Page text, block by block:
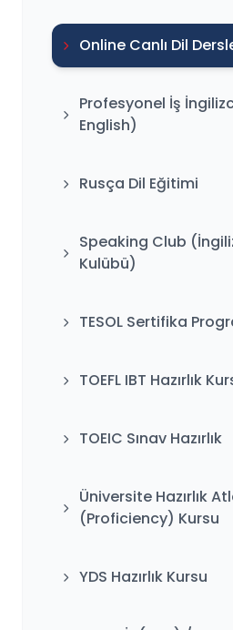
Online Canlı Dil
Profesyonel İş
English)
Rusça Dil Eğitimi
Speaking Club
Kulübü)
TESOL Sertifika
TOEFL IBT Hazırlık
TOEIC Sınav Hazırlık
Üniversite Hazırlık
(Proficiency) Kursu
YDS Hazırlık Kursu